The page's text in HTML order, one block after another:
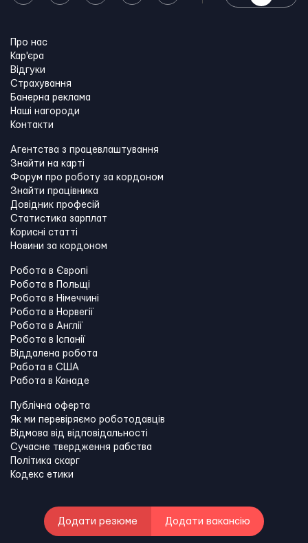
Про нас
Кар'єра
Відгуки
Страхування
Банерна реклама
Наші нагороди
Контакти
Агентства з працевлаштування
Знайти на карті
Форум про роботу за кордоном
Знайти працівника
Довідник професій
Статистика зарплат
Корисні статті
Новини за кордоном
Робота в Європі
Робота в Польщі
Робота в Німеччині
Робота в Норвегії
Робота в Англії
Робота в Іспанії
Віддалена робота
Работа в США
Работа в Канадe
Публічна оферта
Як ми перевіряємо роботодавців
Відмова від відповідальності
Сучасне твердження рабства
Політика скарг
Кодекс етики
Додати резюме Додати вакансію